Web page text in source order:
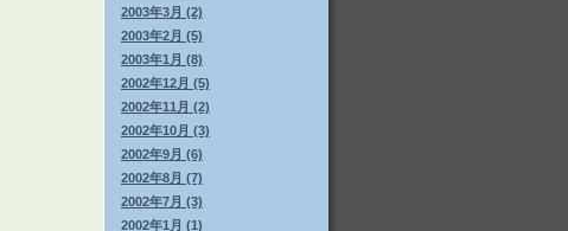
2003年3月 (2)
2003年2月 (5)
2003年1月 (8)
2002年12月 (5)
2002年11月 (2)
2002年10月 (3)
2002年9月 (6)
2002年8月 (7)
2002年7月 (3)
2002年1月 (1)